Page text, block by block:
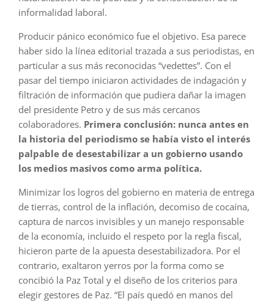
informalidad laboral.
Producir pánico económico fue el objetivo. Esa parece
haber sido la línea editorial trazada a sus periodistas, en
particular a sus más reconocidas “vedettes”. Con el
pasar del tiempo iniciaron actividades de indagación y
filtración de información que pudiera dañar la imagen
del presidente Petro y de sus más cercanos
colaboradores. Primera conclusión: nunca antes en
la historia del periodismo se había visto el interés
palpable de desestabilizar a un gobierno usando
los medios masivos como arma política.
Minimizar los logros del gobierno en materia de entrega
de tierras, control de la inflación, decomiso de cocaína,
captura de narcos invisibles y un manejo responsable
de la economía, incluido el respeto por la regla fiscal,
hicieron parte de la apuesta desestabilizadora. Por el
contrario, exaltaron yerros por la forma como se
concibió la Paz Total y el diseño de los criterios para
elegir gestores de Paz. “El país quedó en manos del